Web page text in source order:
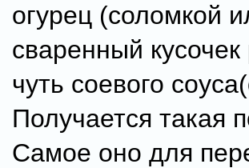
огурец (соломкой
сваренный
чуть соевого
Получается такая
Самое оно для